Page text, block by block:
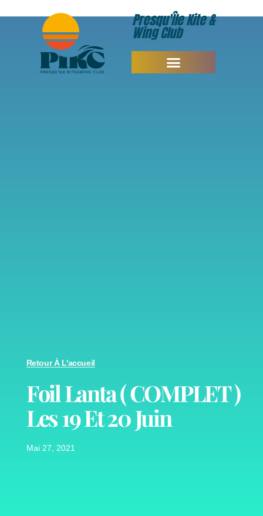
Presqu'Île Kite &
Wing Club
Retour À L'accueil
Foil Lanta ( COMPLET )
Les 19 Et 20 Juin
Mai 27, 2021